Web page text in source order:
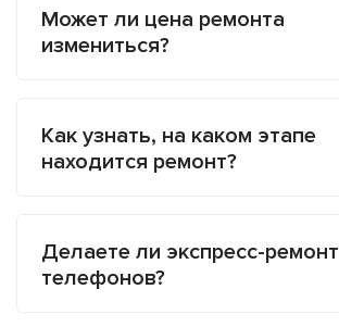
Может ли цена ремонта
измениться?
Как узнать, на каком этапе
находится ремонт?
Делаете ли экспресс-ремонт
телефонов?